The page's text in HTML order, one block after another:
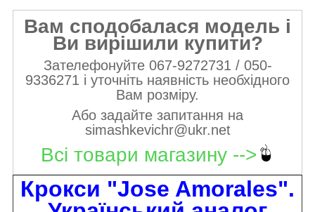
Вам сподобалася модель і
Ви вирішили купити?
Зателефонуйте 067-9272731 / 050-
9336271 і уточніть наявність необхідного
Вам розміру.
Або задайте запитання на
simashkevichr@ukr.net
Всі товари магазину -->
Крокси "Jose Amorales".